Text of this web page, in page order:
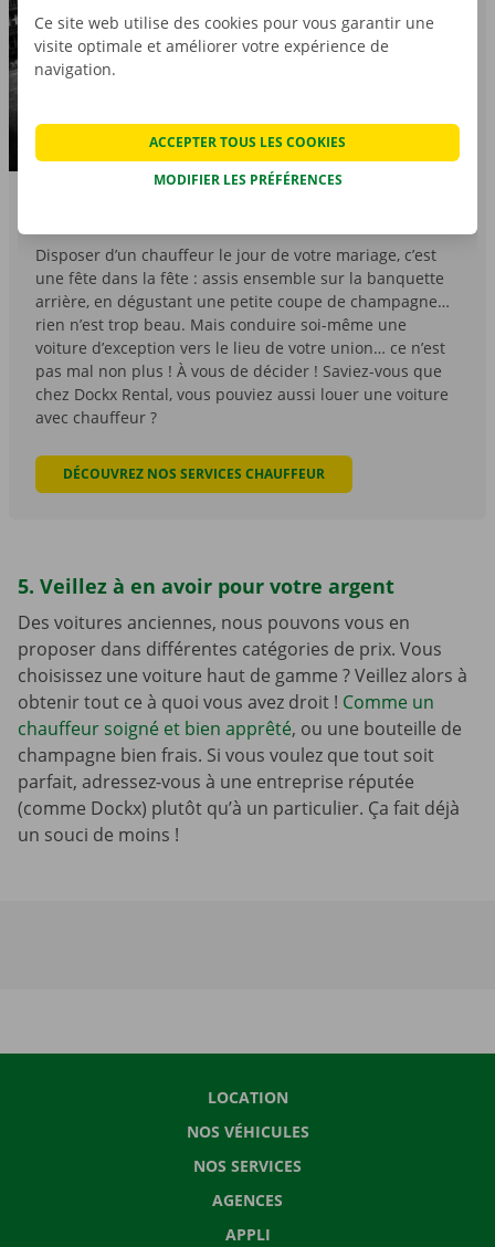
Disposer d’un chauffeur le jour de votre mariage, c’est
une fête dans la fête : assis ensemble sur la banquette
arrière, en dégustant une petite coupe de champagne…
rien n’est trop beau. Mais conduire soi-même une
voiture d’exception vers le lieu de votre union… ce n’est
pas mal non plus ! À vous de décider ! Saviez-vous que
chez Dockx Rental, vous pouviez aussi louer une voiture
avec chauffeur ?
DÉCOUVREZ NOS SERVICES CHAUFFEUR
5. Veillez à en avoir pour votre argent
Des voitures anciennes, nous pouvons vous en
proposer dans différentes catégories de prix. Vous
choisissez une voiture haut de gamme ? Veillez alors à
obtenir tout ce à quoi vous avez droit ! Comme un
chauffeur soigné et bien apprêté, ou une bouteille de
champagne bien frais. Si vous voulez que tout soit
parfait, adressez-vous à une entreprise réputée
(comme Dockx) plutôt qu’à un particulier. Ça fait déjà
un souci de moins !
LOCATION
NOS VÉHICULES
NOS SERVICES
AGENCES
APPLI
Ce site web utilise des cookies pour vous garantir une
visite optimale et améliorer votre expérience de
navigation.
MODIFIER LES PRÉFÉRENCES
ACCEPTER TOUS LES COOKIES